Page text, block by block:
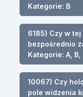
Kategorie: B
6185) Czy w
bezpośrednio
Kategorie: A, B,
10067) Czy
pole widzenia